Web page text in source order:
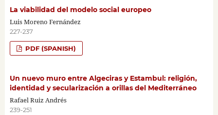
La viabilidad del modelo social europeo
Luis Moreno Fernández
227-237
PDF (SPANISH)
Un nuevo muro entre Algeciras y Estambul: religión,
identidad y secularización a orillas del Mediterráneo
Rafael Ruiz Andrés
239-251